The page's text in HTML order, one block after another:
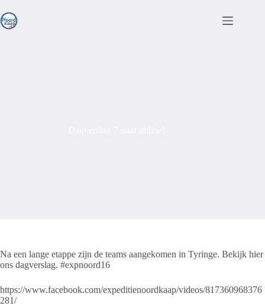
naar
de
Na een lange etappe zijn de teams aangekomen in Tyringe. Bekijk hier
ons dagverslag. #expnoord16
https://www.facebook.com/expeditienoordkaap/videos/817360968376
281/